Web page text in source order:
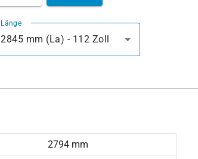
Länge
2845 mm (La) - 112 Zoll
2794 mm